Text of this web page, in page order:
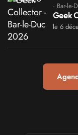
· Bar-le-
Geek
le 6